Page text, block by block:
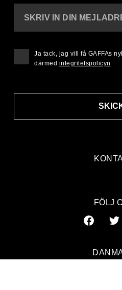
SKRIV IN DIN
Ja tack, jag vill få GAFFAs
därmed integritetspolicyn
FÖLJ